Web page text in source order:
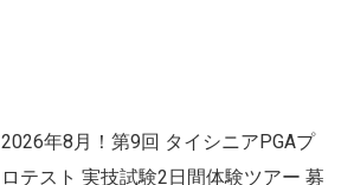
2026年8月！第9回 タイシニアPGAプ
ロテスト 実技試験2日間体験ツアー 募